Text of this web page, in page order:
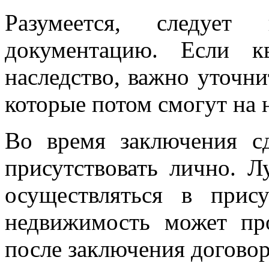
Разумеется,
документацию. Если
наследство, важно
которые потом смогут на
Во время заключения
присутствовать лично.
осуществляться в
недвижимость может
после заключения